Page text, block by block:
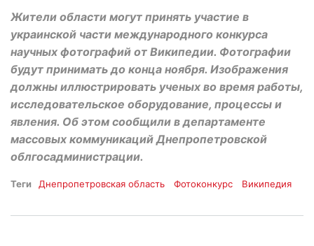
Жители области могут принять участие в
украинской части международного конкурса
научных фотографий от Википедии. Фотографии
будут принимать до конца ноября. Изображения
должны иллюстрировать ученых во время работы,
исследовательское оборудование, процессы и
явления. Об этом сообщили в департаменте
массовых коммуникаций Днепропетровской
облгосадминистрации.
Теги Днепропетровская область Фотоконкурс Википедия